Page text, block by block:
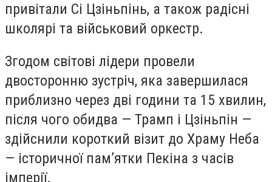
привітали Сі Цзіньпінь, а також радісні
школярі та військовий оркестр.
Згодом світові лідери провели
двосторонню зустріч, яка завершилася
приблизно через дві години та 15 хвилин,
після чого обидва — Трамп і Цзіньпін —
здійснили короткий візит до Храму Неба
— історичної пам’ятки Пекіна з часів
імперії.